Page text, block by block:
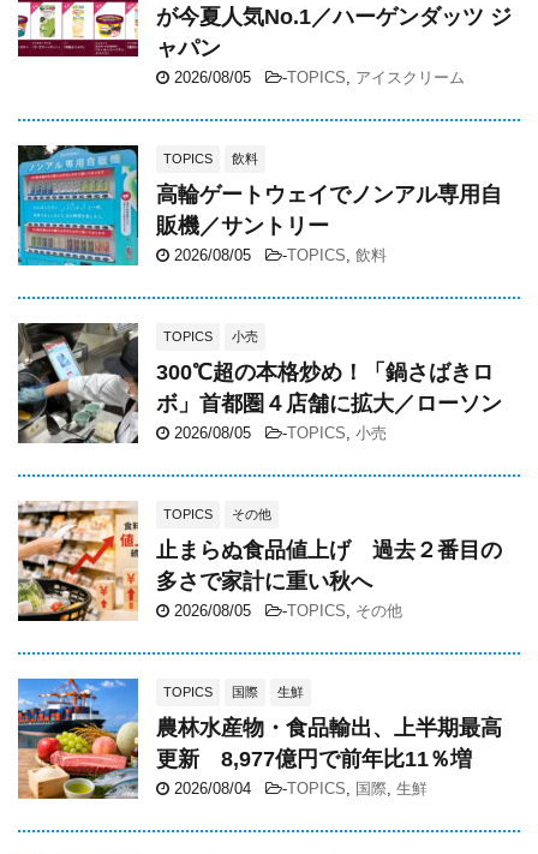
が今夏人気No.1／ハーゲンダッツ ジ
ャパン
2026/08/05 -TOPICS, アイスクリーム
TOPICS 飲料
高輪ゲートウェイでノンアル専用自
販機／サントリー
2026/08/05 -TOPICS, 飲料
TOPICS 小売
300℃超の本格炒め！「鍋さばきロ
ボ」首都圏４店舗に拡大／ローソン
2026/08/05 -TOPICS, 小売
TOPICS その他
止まらぬ食品値上げ 過去２番目の
多さで家計に重い秋へ
2026/08/05 -TOPICS, その他
TOPICS 国際 生鮮
農林水産物・食品輸出、上半期最高
更新 8,977億円で前年比11％増
2026/08/04 -TOPICS, 国際, 生鮮